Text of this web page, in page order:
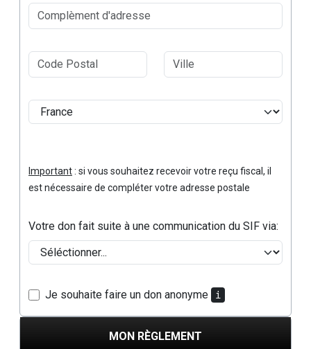
Important: si vous souhaitez recevoir votre reçu fiscal, il
est nécessaire de compléter votre adresse postale
Votre don fait suite à une communication du SIF via:
Je souhaite faire un don anonyme i
MON RÈGLEMENT